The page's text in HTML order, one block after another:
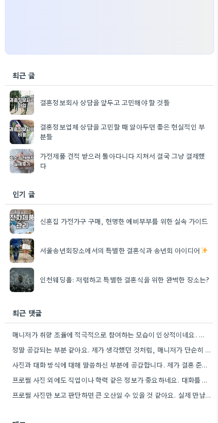
최근 글
결혼정보회사 상담을 앞두고 고민해야 할 것들
결혼정보업체 상담을 고민할 때 알아두면 좋은 현실적인 부
분들
가전제품 견적 받으러 돌아다니다 지쳐서 결국 그냥 결제했
다
인기 글
신혼집 가전가구 구매, 현명한 예비부부를 위한 실속 가이드
서울송년회장소에서의 특별한 결혼식과 송년회 아이디어
인천웨딩홀: 저렴하고 특별한 결혼식을 위한 완벽한 장소는?
최근 댓글
매니저가 취향 조율에 적극적으로 참여하는 모습이 인상적이네요. 특히, 불편했던 부분을 솔직하게 이야기하는 게 중요하다고 말씀하신…
정말 공감되는 부분 같아요. 제가 생각했던 것처럼, 매니저가 단순히 이상형을 찾는 것뿐 아니라, 제 실제…
사진과 대화 방식에 대해 말씀하신 부분에 공감합니다. 제가 결혼 준비하면서 비슷한 고민을 했던 경험이 있어서,…
프로필 사진 외에도 직업이나 학력 같은 정보가 중요하네요. 대화를 통해 가치관이 맞지 않으면 정말 답답할…
프로필 사진만 보고 판단하면 큰 오산일 수 있을 것 같아요. 실제 만남에서 가치관 차이 때문에…